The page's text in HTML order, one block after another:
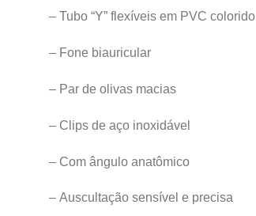
– Tubo “Y” flexíveis em PVC colorido
– Fone biauricular
– Par de olivas macias
– Clips de aço inoxidável
– Com ângulo anatômico
– Auscultação sensível e precisa